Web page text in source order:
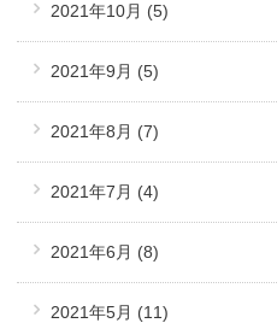
2021年10月 (5)
2021年9月 (5)
2021年8月 (7)
2021年7月 (4)
2021年6月 (8)
2021年5月 (11)